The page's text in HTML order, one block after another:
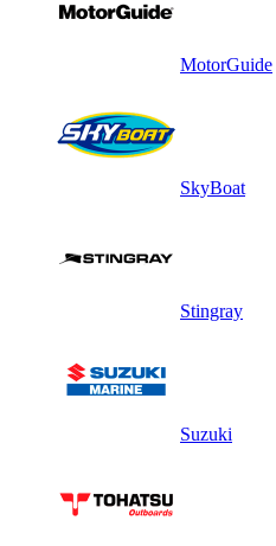
MotorGuide
SkyBoat
Stingray
Suzuki